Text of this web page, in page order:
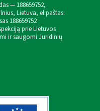
— 188659752,
Lietuva, el.paštas:
188659752
prie Lietuvos
ir saugomi Juridinių